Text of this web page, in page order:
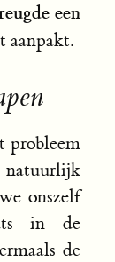
een
aanpakt.
probleem
natuurlijk
onszelf
in de
de